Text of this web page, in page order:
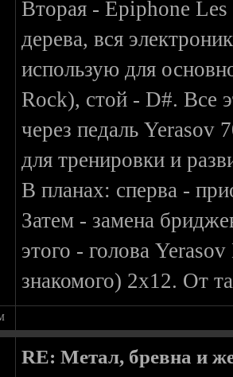
Вторая - Epiphone Les
дерева, вся
использую для
Rock), стой - D#. Все
через педаль
для тренировки и
В планах: сперва -
Затем - замена
этого - голова
знакомого) 2x12. От
RE: Метал, бревна и